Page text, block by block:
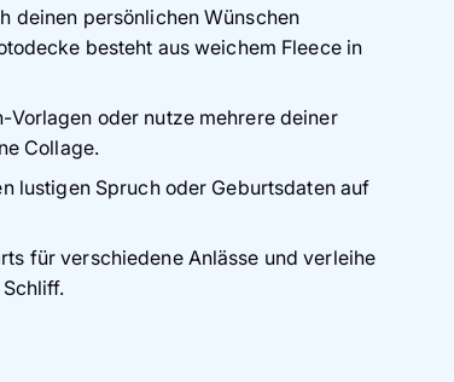
deinen persönlichen Wünschen
besteht aus weichem Fleece in
Vorlagen oder nutze mehrere deiner
Collage.
lustigen Spruch oder Geburtsdaten auf
für verschiedene Anlässe und verleihe